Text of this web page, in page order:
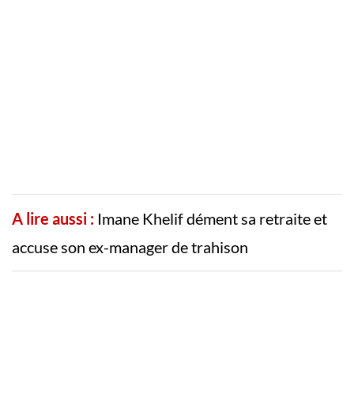
A lire aussi : Imane Khelif dément sa retraite et
accuse son ex-manager de trahison